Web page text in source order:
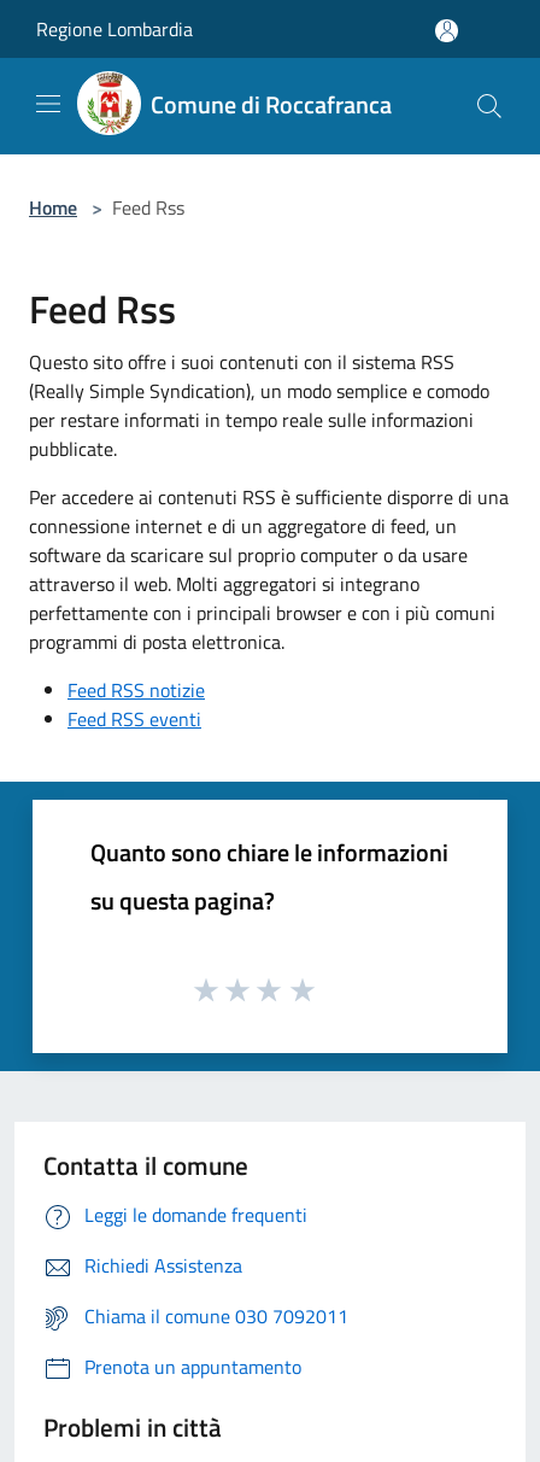
Regione Lombardia
Comune di Roccafranca
Home > Feed Rss
Feed Rss
Questo sito offre i suoi contenuti con il sistema RSS
(Really Simple Syndication), un modo semplice e comodo
per restare informati in tempo reale sulle informazioni
pubblicate.
Per accedere ai contenuti RSS è sufficiente disporre di una
connessione internet e di un aggregatore di feed, un
software da scaricare sul proprio computer o da usare
attraverso il web. Molti aggregatori si integrano
perfettamente con i principali browser e con i più comuni
programmi di posta elettronica.
Feed RSS notizie
Feed RSS eventi
Quanto sono chiare le informazioni
su questa pagina?
Contatta il comune
Leggi le domande frequenti
Richiedi Assistenza
Chiama il comune 030 7092011
Prenota un appuntamento
Problemi in città